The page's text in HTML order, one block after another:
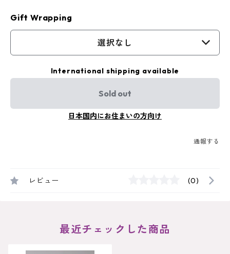
Gift Wrapping
選択なし
International shipping available
Sold out
日本国内にお住まいの方向け
通報する
レビュー (0)
最近チェックした商品